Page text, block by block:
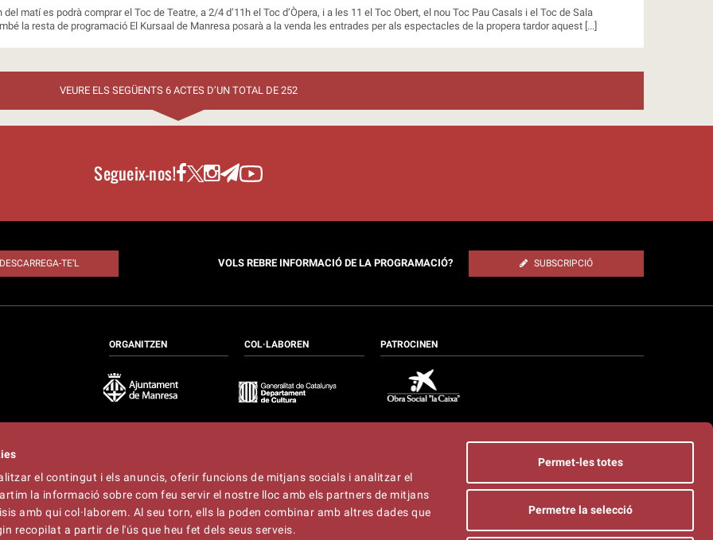
el contingut i els anuncis, oferir funcions de mitjans socials i analitzar el
la informació sobre com feu servir el nostre lloc amb els partners de mitjans
amb qui col·laborem. Al seu torn, ells la poden combinar amb altres dades que
recopilat a partir de l'ús que heu fet dels seus serveis.
Permet-les totes
Permetre la selecció
del matí es podrà comprar el Toc de Teatre, a 2/4 d’11h el Toc d’Òpera, i a les 11 el Toc Obert, el nou Toc Pau Casals i el Toc de Sala
la resta de programació El Kursaal de Manresa posarà a la venda les entrades per als espectacles de la propera tardor aquest [...]
VEURE ELS SEGÜENTS 6 ACTES D’UN TOTAL DE 252
Segueix-nos!
DESCARREGA-TE’L VOLS REBRE INFORMACIÓ DE LA PROGRAMACIÓ? SUBSCRIPCIÓ
ORGANITZEN COL·LABOREN PATROCINEN